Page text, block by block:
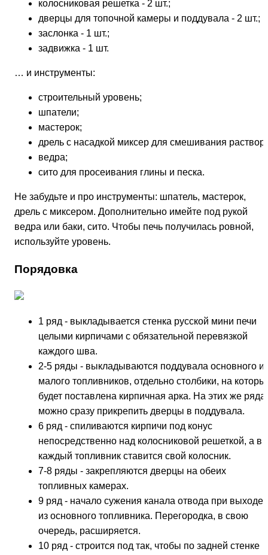
колосниковая решетка - 2 шт.;
дверцы для топочной камеры и поддувала - 2 шт.;
заслонка - 1 шт.;
задвижка - 1 шт.
… и инструменты:
строительный уровень;
шпатели;
мастерок;
дрель с насадкой миксер для смешивания
ведра;
сито для просеивания глины и песка.
Не забудьте и про инструменты: шпатель, мастерок,
дрель с миксером. Дополнительно имейте под рукой
ведра или баки, сито. Чтобы печь получилась ровной,
используйте уровень.
Порядовка
1 ряд - выкладывается стенка русской мини печи
целыми кирпичами с обязательной перевязкой
каждого шва.
2-5 ряды - выкладываются поддувала основного и
малого топливников, отдельно столбики, на
будет поставлена кирпичная арка. На этих же
можно сразу прикрепить дверцы в поддувала.
6 ряд - спиливаются кирпичи под конус
непосредственно над колосниковой решеткой, а в
каждый топливник ставится свой колосник.
7-8 ряды - закрепляются дверцы на обеих
топливных камерах.
9 ряд - начало сужения канала отвода при выходе
из основного топливника. Перегородка, в свою
очередь, расширяется.
10 ряд - строится под так, чтобы по задней стенке